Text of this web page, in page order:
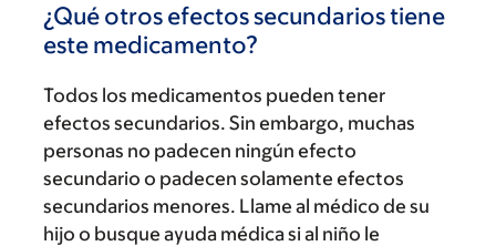
¿Qué otros efectos secundarios tiene
este medicamento?
Todos los medicamentos pueden tener
efectos secundarios. Sin embargo, muchas
personas no padecen ningún efecto
secundario o padecen solamente efectos
secundarios menores. Llame al médico de su
hijo o busque ayuda médica si al niño le